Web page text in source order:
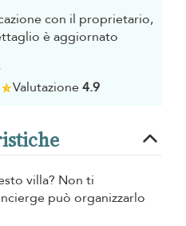
con il proprietario,
è aggiornato
Valutazione4.9
villa? Non ti
può organizzarlo